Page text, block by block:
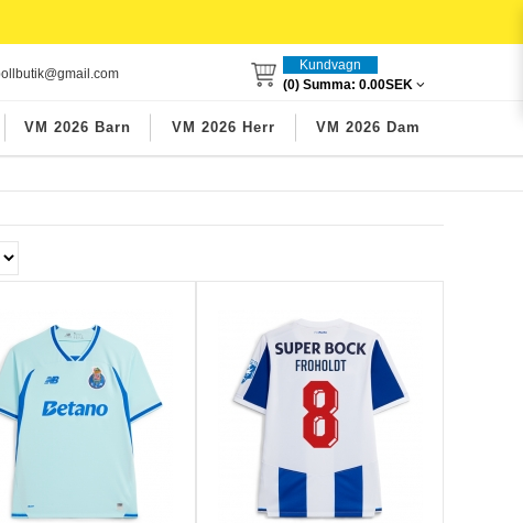
Kundvagn
(0) Summa: 0.00SEK
VM 2026 Barn VM 2026 Herr VM 2026 Dam